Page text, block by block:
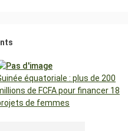
équatoriale : plus de 200
de FCFA pour financer 18
de femmes